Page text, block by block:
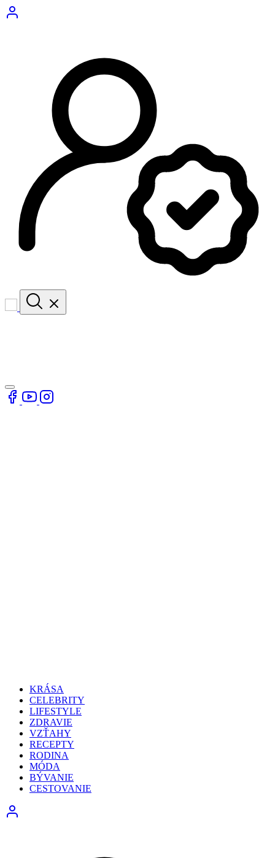
KRÁSA
CELEBRITY
LIFESTYLE
ZDRAVIE
VZŤAHY
RECEPTY
RODINA
MÓDA
BÝVANIE
CESTOVANIE